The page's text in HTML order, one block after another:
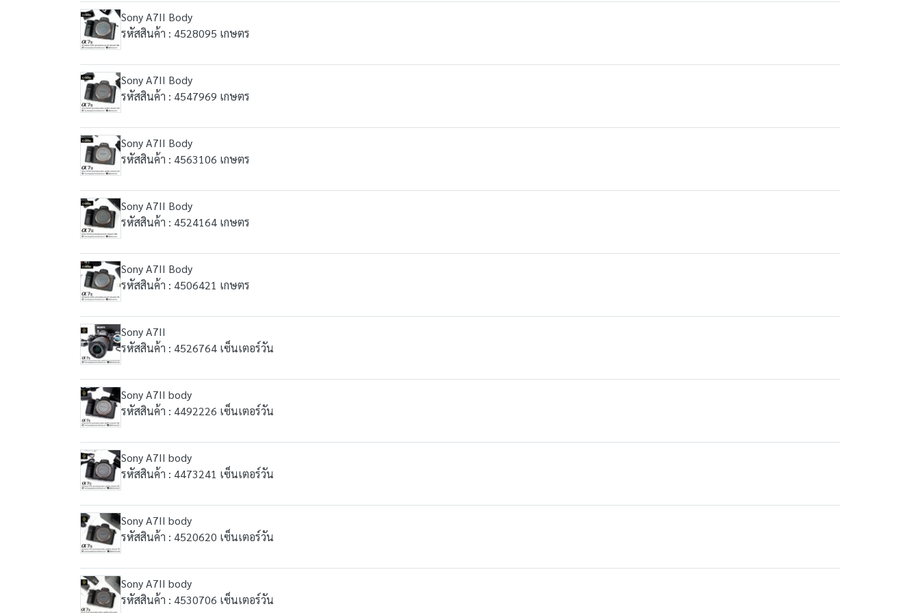
Sony A7II Body
รหัสสินค้า : 4528095 เกษตร
Sony A7II Body
รหัสสินค้า : 4547969 เกษตร
Sony A7II Body
รหัสสินค้า : 4563106 เกษตร
Sony A7II Body
รหัสสินค้า : 4524164 เกษตร
Sony A7II Body
รหัสสินค้า : 4506421 เกษตร
Sony A7II
รหัสสินค้า : 4526764 เซ็นเตอร์วัน
Sony A7II body
รหัสสินค้า : 4492226 เซ็นเตอร์วัน
Sony A7II body
รหัสสินค้า : 4473241 เซ็นเตอร์วัน
Sony A7II body
รหัสสินค้า : 4520620 เซ็นเตอร์วัน
Sony A7II body
รหัสสินค้า : 4530706 เซ็นเตอร์วัน